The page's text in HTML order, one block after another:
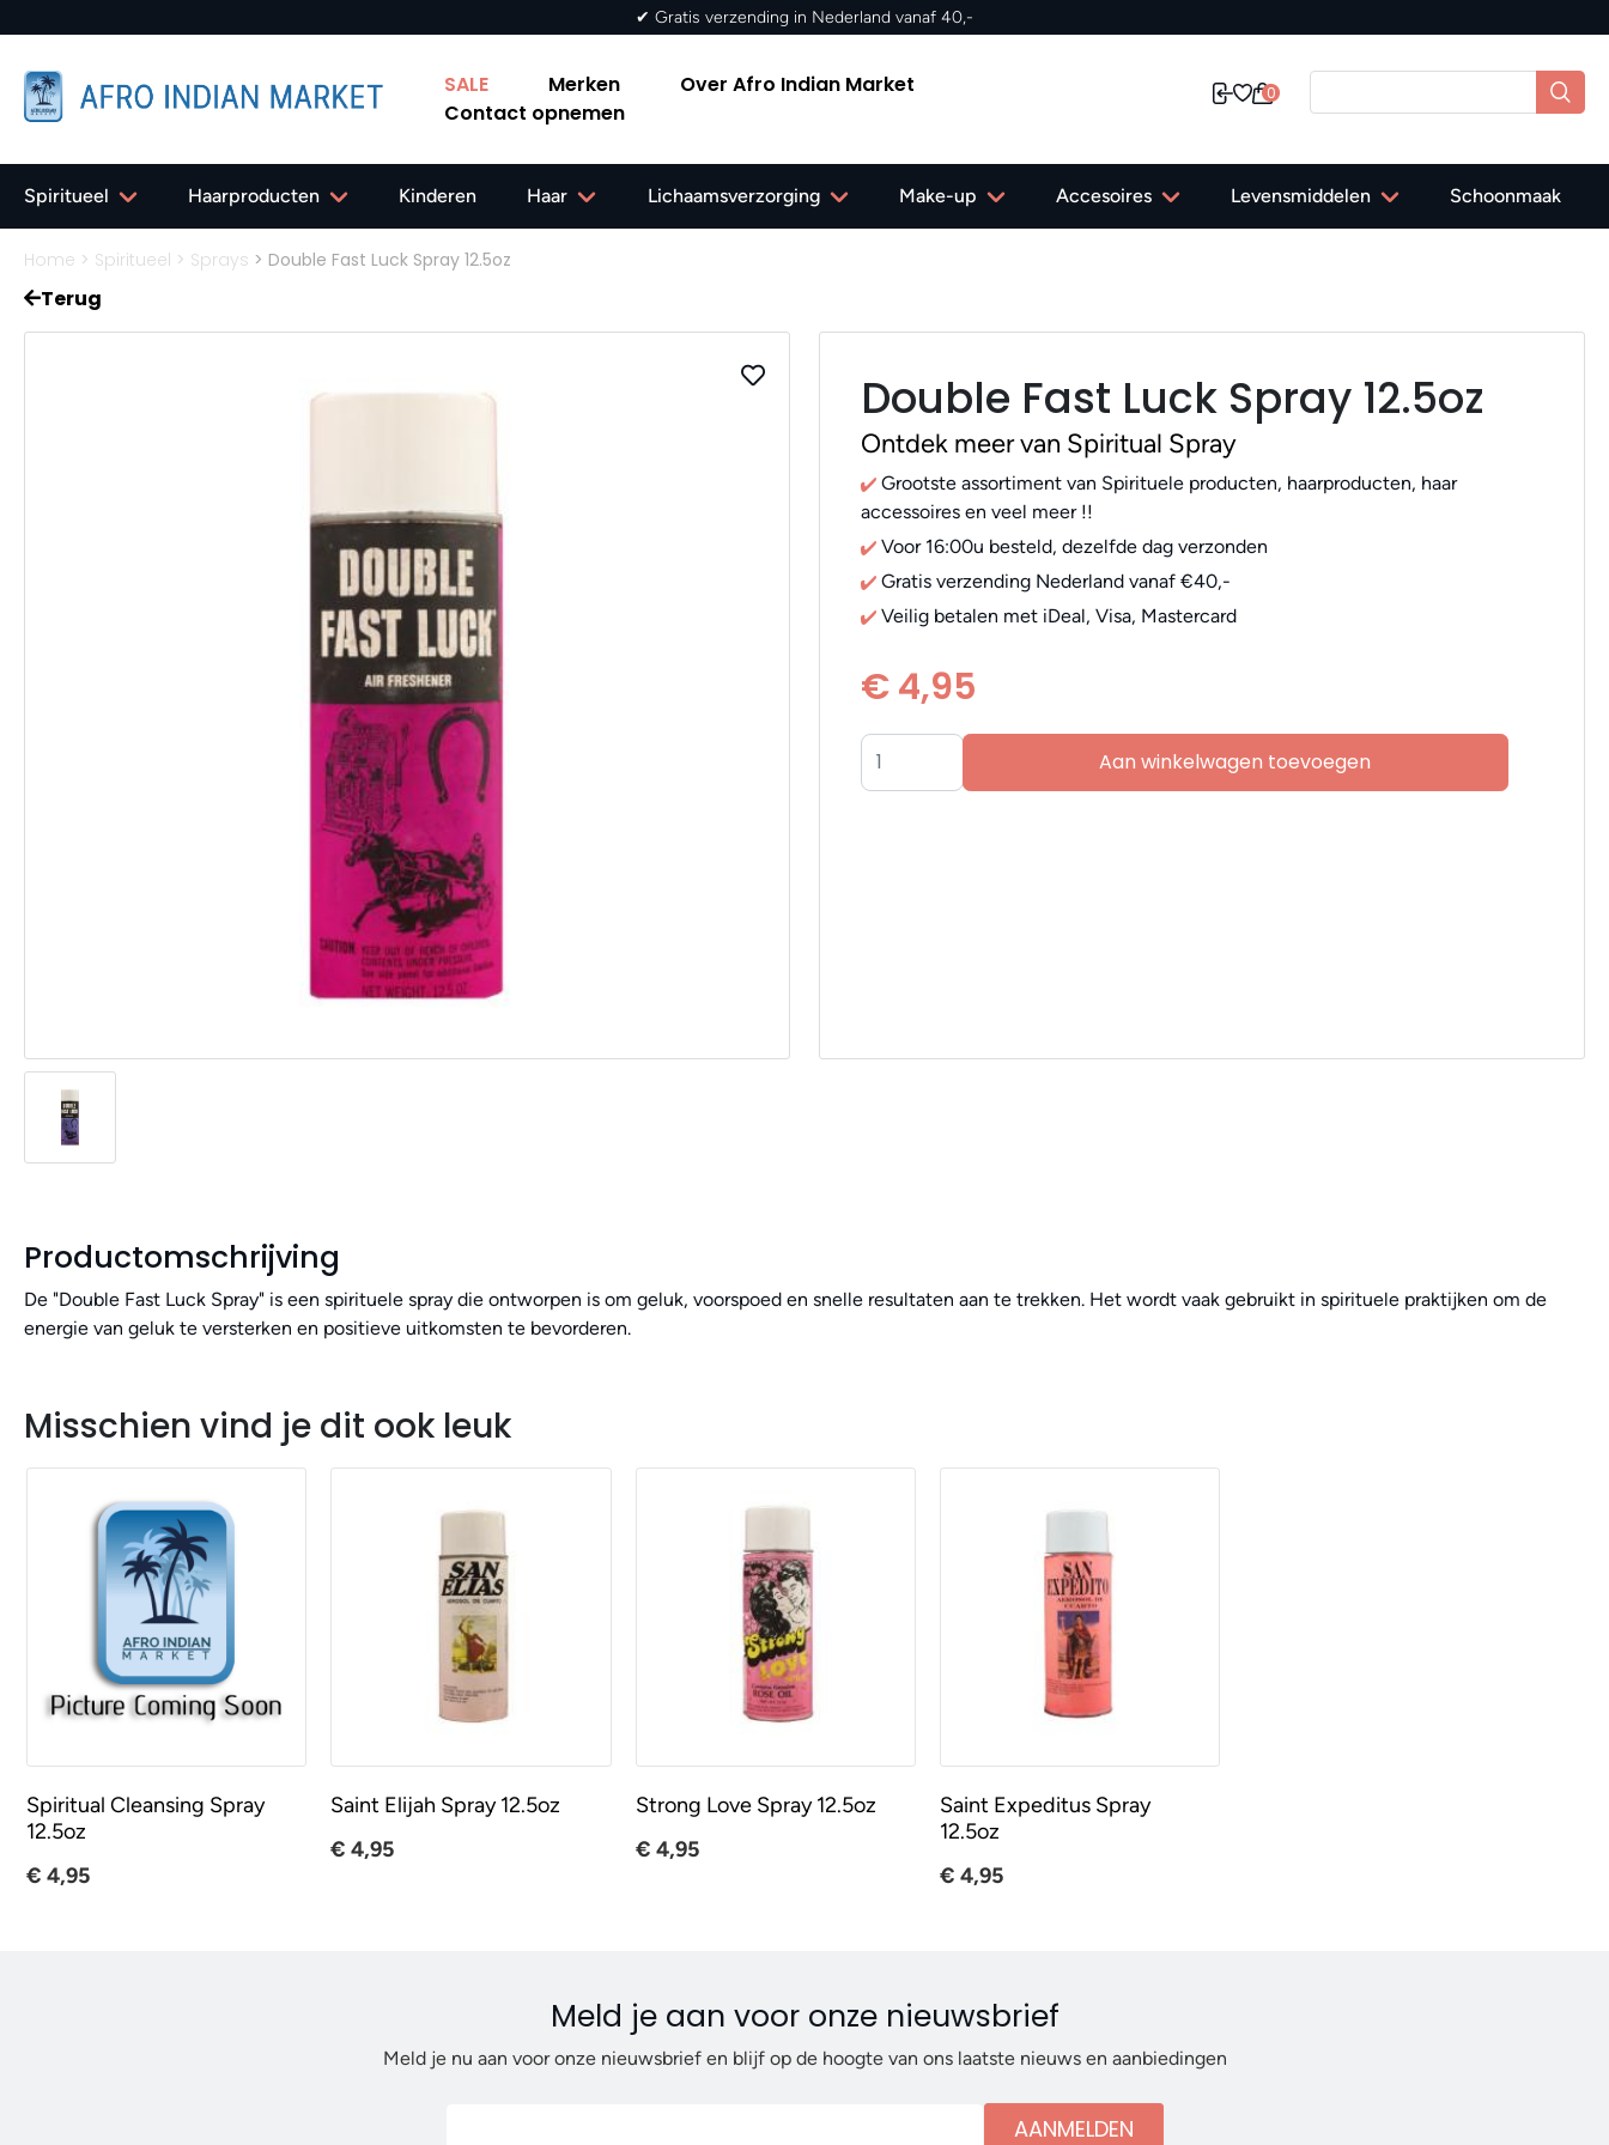
SALE Merken
Over Afro Indian Market
Contact opnemen
0
Spiritueel Haarproducten Kinderen Haar Lichaamsverzorging Make-up Accesoires Levensmiddelen Schoonmaak
Home > Spiritueel > Sprays > Double Fast Luck Spray 12.5oz
Terug
Double Fast Luck Spray 12.5oz
Ontdek meer van Spiritual Spray
Grootste assortiment van Spirituele producten, haarproducten, haar
accessoires en veel meer !!
Voor 16:00u besteld, dezelfde dag verzonden
Gratis verzending Nederland vanaf €40,-
Veilig betalen met iDeal, Visa, Mastercard
€ 4,95
Aan winkelwagen toevoegen
Productomschrijving
De "Double Fast Luck Spray" is een spirituele spray die ontworpen is om geluk, voorspoed en snelle resultaten aan te trekken. Het wordt vaak gebruikt in spirituele praktijken om de
energie van geluk te versterken en positieve uitkomsten te bevorderen.
Misschien vind je dit ook leuk
Spiritual Cleansing Spray
12.5oz
€ 4,95
Saint Elijah Spray 12.5oz
€ 4,95
Strong Love Spray 12.5oz
€ 4,95
Saint Expeditus Spray
12.5oz
€ 4,95
Meld je aan voor onze nieuwsbrief
Meld je nu aan voor onze nieuwsbrief en blijf op de hoogte van ons laatste nieuws en aanbiedingen
AANMELDEN